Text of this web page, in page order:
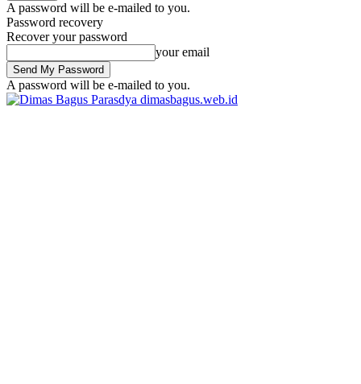
A password will be e-mailed to you.
Password recovery
Recover your password
your email
A password will be e-mailed to you.
dimasbagus.web.id